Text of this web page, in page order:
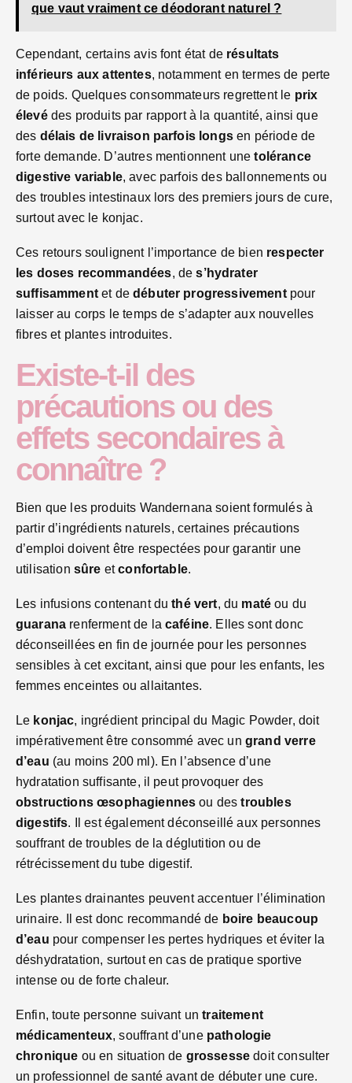
que vaut vraiment ce déodorant naturel ?
Cependant, certains avis font état de résultats
inférieurs aux attentes, notamment en termes de perte
de poids. Quelques consommateurs regrettent le prix
élevédes produits par rapport à la quantité, ainsi que
des délais de livraison parfois longsen période de
forte demande. D’autres mentionnent unetolérance
digestive variable, avec parfois des ballonnements ou
des troubles intestinaux lors des premiers jours de cure,
surtout avec le konjac.
Ces retours soulignent l’importance de bien respecter
les doses recommandées, des’hydrater
suffisammentet dedébuter progressivementpour
laisser au corps le temps de s’adapter aux nouvelles
fibres et plantes introduites.
Existe-t-il des
précautions ou des
effets secondaires à
connaître ?
Bien que les produits Wandernana soient formulés à
partir d’ingrédients naturels, certaines précautions
d’emploi doivent être respectées pour garantir une
utilisation sûre etconfortable.
Les infusions contenant duthé vert, du maté ou du
guarana renferment de lacaféine. Elles sont donc
déconseillées en fin de journée pour les personnes
sensibles à cet excitant, ainsi que pour les enfants, les
femmes enceintes ou allaitantes.
Le konjac, ingrédient principal du Magic Powder, doit
impérativement être consommé avec un grand verre
d’eau (au moins 200 ml). En l’absence d’une
hydratation suffisante, il peut provoquer des
obstructions œsophagiennes ou destroubles
digestifs. Il est également déconseillé aux personnes
souffrant de troubles de la déglutition ou de
rétrécissement du tube digestif.
Les plantes drainantes peuvent accentuer l’élimination
urinaire. Il est donc recommandé de boire beaucoup
d’eau pour compenser les pertes hydriques et éviter la
déshydratation, surtout en cas de pratique sportive
intense ou de forte chaleur.
Enfin, toute personne suivant untraitement
médicamenteux, souffrant d’une pathologie
chronique ou en situation de grossesse doit consulter
un professionnel de santé avant de débuter une cure.